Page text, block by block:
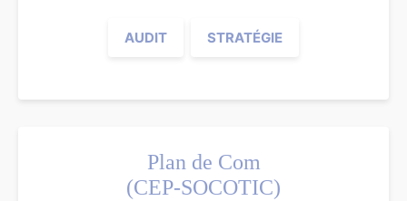
AUDIT STRATÉGIE
Plan de Com
(CEP-SOCOTIC)